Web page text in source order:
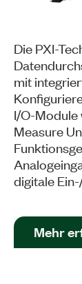
Die PXI-
mit
I/O-Module
Measure
digitale
Mehr